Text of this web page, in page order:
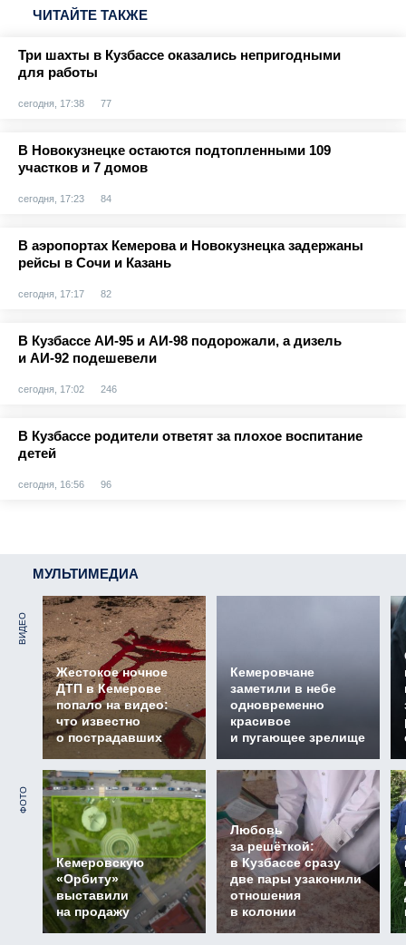
ЧИТАЙТЕ ТАКЖЕ
Три шахты в Кузбассе оказались непригодными
для работы
сегодня, 17:38 77
В Новокузнецке остаются подтопленными 109
участков и 7 домов
сегодня, 17:23 84
В аэропортах Кемерова и Новокузнецка задержаны
рейсы в Сочи и Казань
сегодня, 17:17 82
В Кузбассе АИ-95 и АИ-98 подорожали, а дизель
и АИ-92 подешевели
сегодня, 17:02 246
В Кузбассе родители ответят за плохое воспитание
детей
сегодня, 16:56 96
МУЛЬТИМЕДИА
ВИДЕО
Жестокое ночное
ДТП в Кемерове
попало на видео:
что известно
о пострадавших
Кемеровчане
заметили в небе
одновременно
красивое
и пугающее зрелище
ФОТО
Кемеровскую
«Орбиту»
выставили
на продажу
Любовь
за решёткой:
в Кузбассе сразу
две пары узаконили
отношения
в колонии